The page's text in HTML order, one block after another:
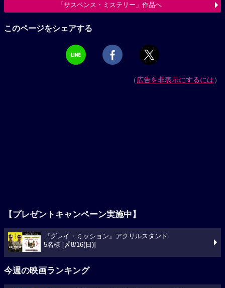
「サスペンス・ミステリー」作品へ
このページをシェアする
（広告を非表示にするには）
【プレゼントキャンペーン実施中】
『グレイ・ミッション』アクリルスタンド
5名様 [〆8/16(日)]
今週の映画ランキング